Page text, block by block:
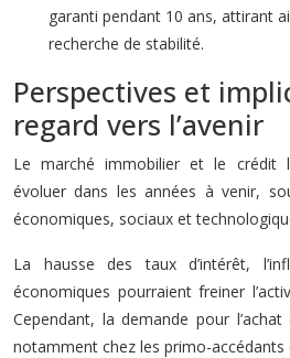
garanti pendant 10 ans, attirant
recherche de stabilité.
Perspectives et
regard vers l’avenir
Le marché immobilier et le crédit
évoluer dans les années à venir,
économiques, sociaux et
La hausse des taux d’intérêt,
économiques pourraient freiner
Cependant, la demande pour
notamment chez les primo-accédants